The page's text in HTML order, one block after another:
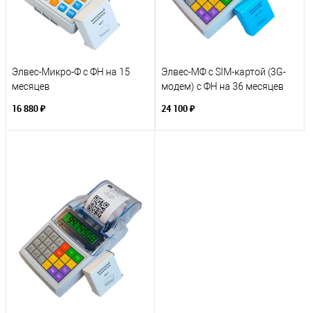
Элвес-Микро-Ф с ФН на 15
месяцев
16 880 ₽
Элвес-МФ c SIM-картой (3G-
модем) с ФН на 36 месяцев
24 100 ₽